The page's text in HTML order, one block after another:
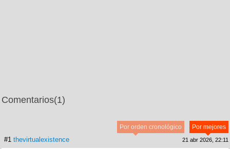
Comentarios(1)
Por mejores
Por orden cronológico
#1 thevirtualexistence 21 abr 2026, 22:11